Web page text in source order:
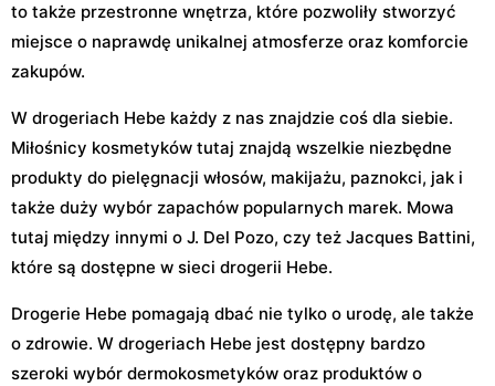
to także przestronne wnętrza, które pozwoliły stworzyć
miejsce o naprawdę unikalnej atmosferze oraz komforcie
zakupów.
W drogeriach Hebe każdy z nas znajdzie coś dla siebie.
Miłośnicy kosmetyków tutaj znajdą wszelkie niezbędne
produkty do pielęgnacji włosów, makijażu, paznokci, jak i
także duży wybór zapachów popularnych marek. Mowa
tutaj między innymi o J. Del Pozo, czy też Jacques Battini,
które są dostępne w sieci drogerii Hebe.
Drogerie Hebe pomagają dbać nie tylko o urodę, ale także
o zdrowie. W drogeriach Hebe jest dostępny bardzo
szeroki wybór dermokosmetyków oraz produktów o